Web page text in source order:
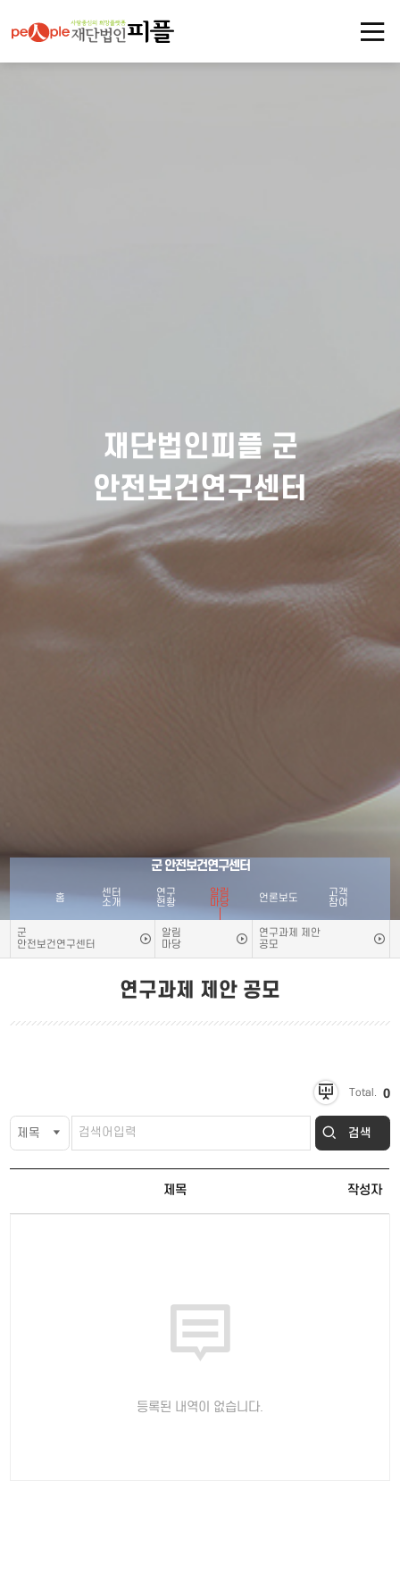
재단법인피플 군
안전보건연구센터
군 안전보건연구센터
홈
센터
소개
연구
현황
알림
마당
언론보도
고객
참여
군
안전보건연구센터
알림
마당
연구과제 제안
공모
연구과제 제안 공모
Total. 0
검색
제목 작성자
등록된 내역이 없습니다.